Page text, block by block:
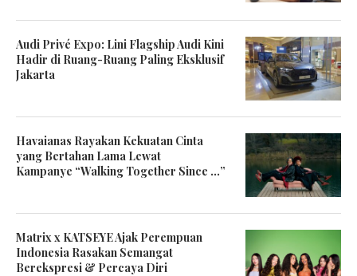
Audi Privé Expo: Lini Flagship Audi Kini
Hadir di Ruang-Ruang Paling Eksklusif
Jakarta
Havaianas Rayakan Kekuatan Cinta
yang Bertahan Lama Lewat
Kampanye “Walking Together Since …”
Matrix x KATSEYE Ajak Perempuan
Indonesia Rasakan Semangat
Berekspresi & Percaya Diri